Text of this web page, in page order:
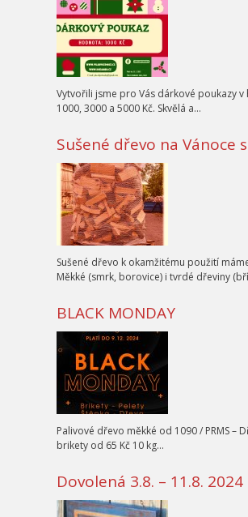
Vytvořili jsme pro Vás dárkové poukazy v
1000, 3000 a 5000 Kč. Skvělá a…
Sušené dřevo na Vánoce
Sušené dřevo k okamžitému použití
Měkké (smrk, borovice) i tvrdé dřeviny
BLACK MONDAY
Palivové dřevo měkké od 1090 / PRMS –
brikety od 65 Kč 10 kg…
Dovolená 3.8. – 11.8. 2024